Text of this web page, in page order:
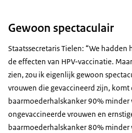
Gewoon spectaculair
Staatssecretaris Tielen: “We
de effecten van HPV-vaccinatie.
zien, zou ik eigenlijk gewoon
vrouwen die gevaccineerd zijn, komt
baarmoederhalskanker 90% minder
ongevaccineerde vrouwen en
baarmoederhalskanker 80% minder